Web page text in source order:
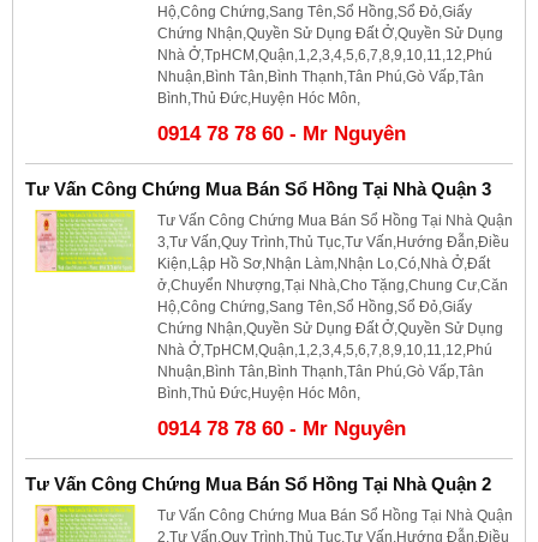
Hộ,Công Chứng,Sang Tên,Sổ Hồng,Sổ Đỏ,Giấy
Chứng Nhận,Quyền Sử Dụng Đất Ở,Quyền Sử Dụng
Nhà Ở,TpHCM,Quận,1,2,3,4,5,6,7,8,9,10,11,12,Phú
Nhuận,Bình Tân,Bình Thạnh,Tân Phú,Gò Vấp,Tân
Bình,Thủ Đức,Huyện Hóc Môn,
0914 78 78 60 - Mr Nguyên
Tư Vấn Công Chứng Mua Bán Sổ Hồng Tại Nhà Quận 3
Tư Vấn Công Chứng Mua Bán Sổ Hồng Tại Nhà Quận
3,Tư Vấn,Quy Trình,Thủ Tục,Tư Vấn,Hướng Đẫn,Điều
Kiện,Lập Hồ Sơ,Nhận Làm,Nhận Lo,Có,Nhà Ở,Đất
ở,Chuyển Nhượng,Tại Nhà,Cho Tặng,Chung Cư,Căn
Hộ,Công Chứng,Sang Tên,Sổ Hồng,Sổ Đỏ,Giấy
Chứng Nhận,Quyền Sử Dụng Đất Ở,Quyền Sử Dụng
Nhà Ở,TpHCM,Quận,1,2,3,4,5,6,7,8,9,10,11,12,Phú
Nhuận,Bình Tân,Bình Thạnh,Tân Phú,Gò Vấp,Tân
Bình,Thủ Đức,Huyện Hóc Môn,
0914 78 78 60 - Mr Nguyên
Tư Vấn Công Chứng Mua Bán Sổ Hồng Tại Nhà Quận 2
Tư Vấn Công Chứng Mua Bán Sổ Hồng Tại Nhà Quận
2,Tư Vấn,Quy Trình,Thủ Tục,Tư Vấn,Hướng Đẫn,Điều